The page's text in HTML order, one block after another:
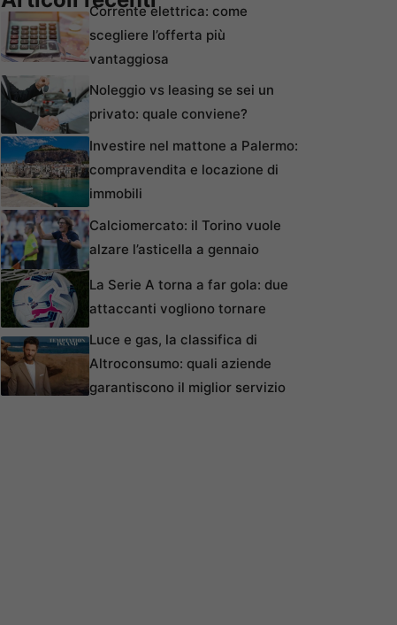
Corrente elettrica: come
scegliere l’offerta più
vantaggiosa
Noleggio vs leasing se sei un
privato: quale conviene?
Investire nel mattone a Palermo:
compravendita e locazione di
immobili
Calciomercato: il Torino vuole
alzare l’asticella a gennaio
La Serie A torna a far gola: due
attaccanti vogliono tornare
Luce e gas, la classifica di
Altroconsumo: quali aziende
garantiscono il miglior servizio